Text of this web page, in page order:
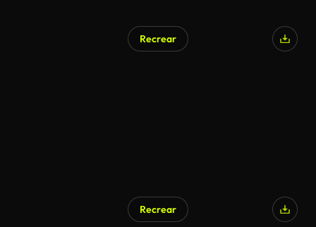
Recrear
Recrear